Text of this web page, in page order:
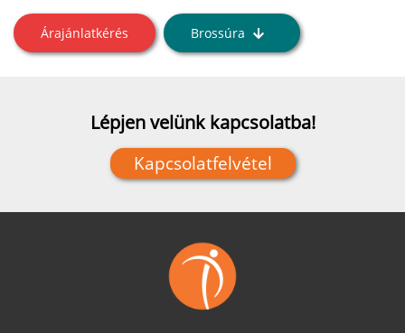
Árajánlatkérés Brossúra
Lépjen velünk kapcsolatba!
Kapcsolatfelvétel